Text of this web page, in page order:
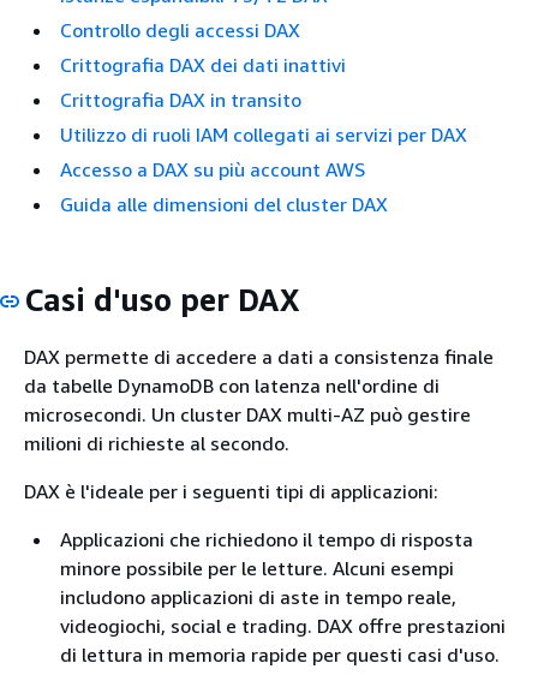
Controllo degli accessi DAX
Crittografia DAX dei dati inattivi
Crittografia DAX in transito
Utilizzo di ruoli IAM collegati ai servizi per DAX
Accesso a DAX su più account AWS
Guida alle dimensioni del cluster DAX
Casi d'uso per DAX
DAX permette di accedere a dati a consistenza finale
da tabelle DynamoDB con latenza nell'ordine di
microsecondi. Un cluster DAX multi-AZ può gestire
milioni di richieste al secondo.
DAX è l'ideale per i seguenti tipi di applicazioni:
Applicazioni che richiedono il tempo di risposta
minore possibile per le letture. Alcuni esempi
includono applicazioni di aste in tempo reale,
videogiochi, social e trading. DAX offre prestazioni
di lettura in memoria rapide per questi casi d'uso.